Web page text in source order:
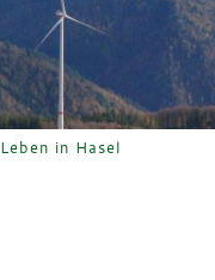
Leben in Hasel